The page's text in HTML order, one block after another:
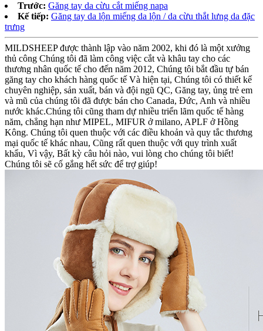
Trước: Găng tay da cừu cắt miếng napa
Kế tiếp: Găng tay da lộn miếng da lộn / da cừu thắt lưng da đặc
trưng
MILDSHEEP được thành lập vào năm 2002, khi đó là một xưởng
thủ công Chúng tôi đã làm công việc cắt và khâu tay cho các
thương nhân quốc tế cho đến năm 2012, Chúng tôi bắt đầu tự bán
găng tay cho khách hàng quốc tế Và hiện tại, Chúng tôi có thiết kế
chuyên nghiệp, sản xuất, bán và đội ngũ QC, Găng tay, ủng trẻ em
và mũ của chúng tôi đã được bán cho Canada, Đức, Anh và nhiều
nước khác.Chúng tôi cũng tham dự nhiều triển lãm quốc tế hàng
năm, chẳng hạn như MIPEL, MIFUR ở milano, APLF ở Hồng
Kông. Chúng tôi quen thuộc với các điều khoản và quy tắc thương
mại quốc tế khác nhau, Cũng rất quen thuộc với quy trình xuất
khẩu, Vì vậy, Bất kỳ câu hỏi nào, vui lòng cho chúng tôi biết!
Chúng tôi sẽ cố gắng hết sức để trợ giúp!